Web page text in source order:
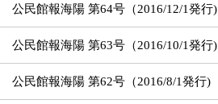
公民館報海陽 第64号（2016/12/1発行)
公民館報海陽 第63号（2016/10/1発行)
公民館報海陽 第62号（2016/8/1発行)